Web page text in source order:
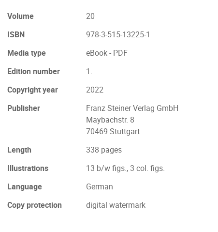
Volume
20
ISBN
978-3-515-13225-1
Media type
eBook - PDF
Edition number
1.
Copyright year
2022
Publisher
Franz Steiner Verlag GmbH
Maybachstr. 8
70469 Stuttgart
Length
338 pages
Illustrations
13 b/w figs., 3 col. figs.
Language
German
Copy protection
digital watermark